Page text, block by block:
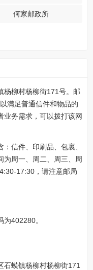
何家邮政所
杨柳村杨柳街171号。邮
满足普通信件和物品的
业务需求，可以拨打该网
信件、印刷品、包裹、
为周一、周二、周三、周
17:30，请注意邮局
402280。
石蟆镇杨柳村杨柳街171